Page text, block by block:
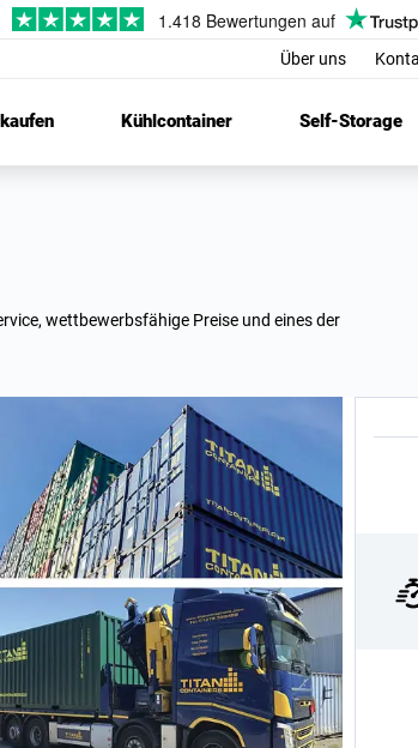
Über uns
Kühlcontainer Self-Storage
wettbewerbsfähige Preise und eines der